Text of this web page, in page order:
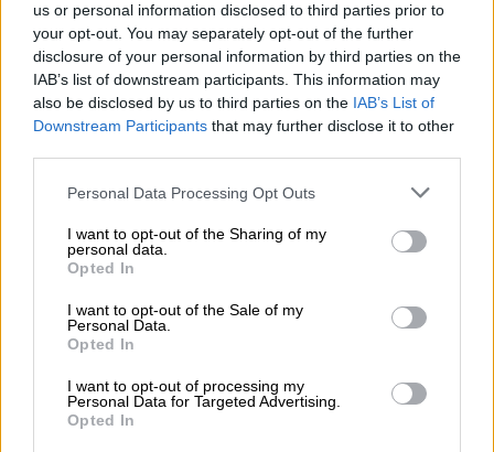
us or personal information disclosed to third parties prior to
your opt-out. You may separately opt-out of the further
disclosure of your personal information by third parties on the
IAB’s list of downstream participants. This information may
also be disclosed by us to third parties on the IAB’s List of
Downstream Participants that may further disclose it to other
Please note that this website/app uses one or more Google
not limited to your visit or usage behaviour. You may click to
grant or deny consent to Google and its third-party tags to
use your data for below specified purposes in below Google
consent section.
Personal Data Processing Opt Outs
I want to opt-out of the Sharing of my
personal data.
Opted In
I want to opt-out of the Sale of my
Personal Data.
Opted In
I want to opt-out of processing my
Personal Data for Targeted Advertising.
Opted In
φαίνεται ότι ήταν η σταγόνα που ξεχείλισε
το ποτήρι.
ΔΙΑΒΑΣΤΕ ΕΠΙΣΗΣ
Νέος Κόσμος: Συνελήφθησαν
αστυνομικοί που διέρρευσαν σε
βίντεο τη σορό του Βαγγέλη
Ζαμπούνη
Ποιος θα οριστεί νέος αρχηγός της
ΕΛ.ΑΣ